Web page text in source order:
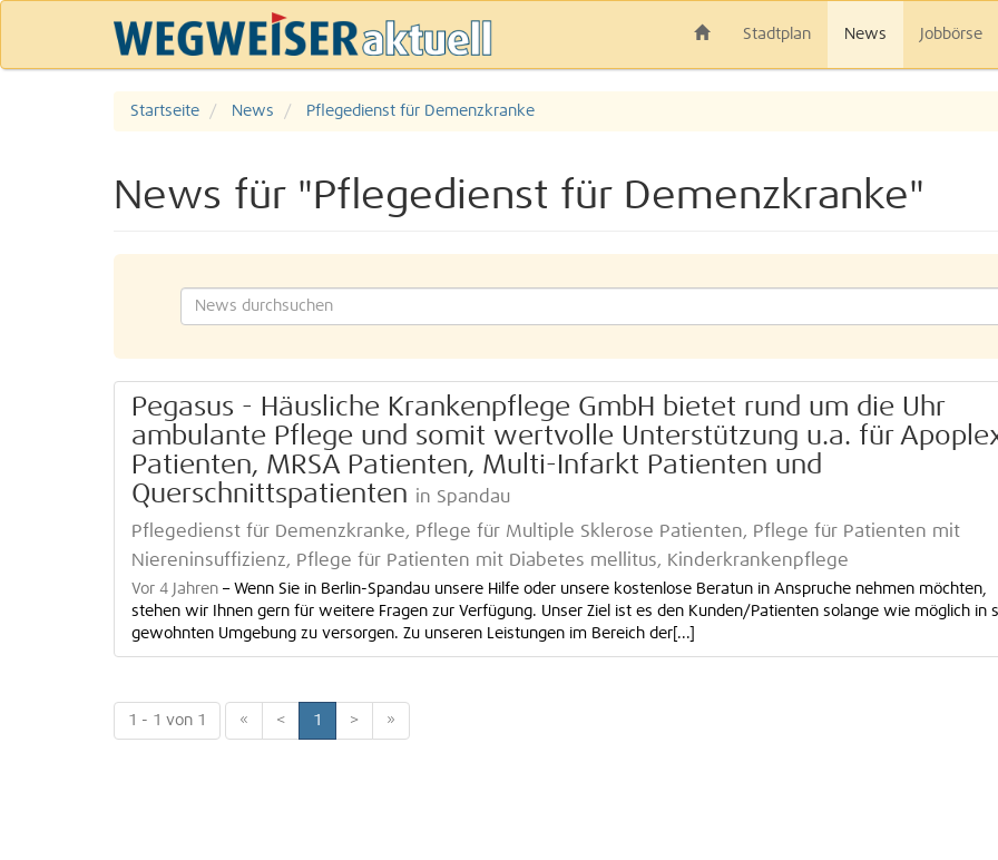
Stadtplan News Jobbörse
Startseite News Pflegedienst für Demenzkranke
News für "Pflegedienst für Demenzkranke"
Pegasus - Häusliche Krankenpflege GmbH bietet rund um die Uhr
ambulante Pflege und somit wertvolle Unterstützung u.a. für
Patienten, MRSA Patienten, Multi-Infarkt Patienten und
Querschnittspatienten in Spandau
Pflegedienst für Demenzkranke, Pflege für Multiple Sklerose Patienten, Pflege für Patienten mit
Niereninsuffizienz, Pflege für Patienten mit Diabetes mellitus, Kinderkrankenpflege
Vor 4 Jahren – Wenn Sie in Berlin-Spandau unsere Hilfe oder unsere kostenlose Beratun in Anspruche nehmen möchten,
stehen wir Ihnen gern für weitere Fragen zur Verfügung. Unser Ziel ist es den Kunden/Patienten solange wie möglich in
gewohnten Umgebung zu versorgen. Zu unseren Leistungen im Bereich der[...]
1 - 1 von 1 « < 1 > »